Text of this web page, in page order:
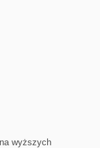
wyższych